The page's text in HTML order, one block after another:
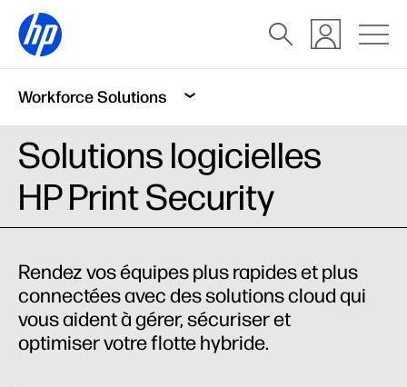
Workforce Solutions
Solutions logicielles
HP Print Security
Rendez vos équipes plus rapides et plus
connectées avec des solutions cloud qui
vous aident à gérer, sécuriser et
optimiser votre flotte hybride.